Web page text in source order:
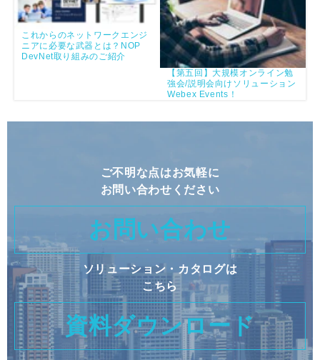
これからのネットワークエンジ
ニアに必要な武器とは？NOP
DevNet取り組みのご紹介
【第五回】大規模オンライン勉
強会/説明会向けソリューション
Webex Events！
ご不明な点はお気軽に
お問い合わせください
お問い合わせ
ソリューション・カタログは
こちら
資料ダウンロード